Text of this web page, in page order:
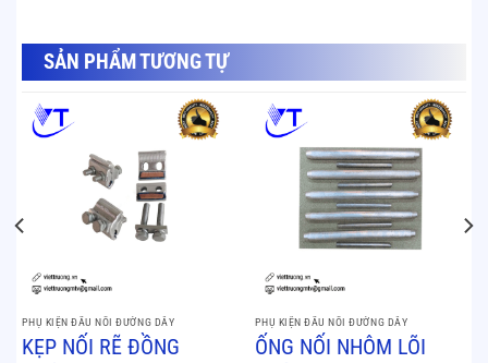
SẢN PHẨM TƯƠNG TỰ
PHỤ KIỆN ĐẤU NỐI ĐƯỜNG DÂY
KẸP NỐI RẼ ĐỒNG
PHỤ KIỆN ĐẤU NỐI ĐƯỜNG DÂY
ỐNG NỐI NHÔM LÕI